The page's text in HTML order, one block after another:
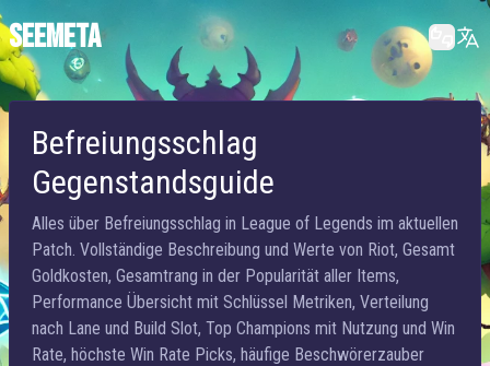
SEEMETA
Befreiungsschlag
Gegenstandsguide
Alles über Befreiungsschlag in League of Legends im aktuellen
Patch. Vollständige Beschreibung und Werte von Riot, Gesamt
Goldkosten, Gesamtrang in der Popularität aller Items,
Performance Übersicht mit Schlüssel Metriken, Verteilung
nach Lane und Build Slot, Top Champions mit Nutzung und Win
Rate, höchste Win Rate Picks, häufige Beschwörerzauber